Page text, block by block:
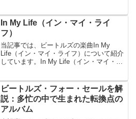
し、日本盤シングルの歴史は新たな時代
を迎えます。日...
In My Life（イン・マイ・ライ
フ）
当記事では、ビートルズの楽曲In My
Life（イン・マイ・ライフ）について紹介
しています。In My Life（イン・マイ・ラ
ル」に収められたジョンの作品です。
ジ...
ビートルズ・フォー・セールを解
説：多忙の中で生まれた転換点の
アルバム